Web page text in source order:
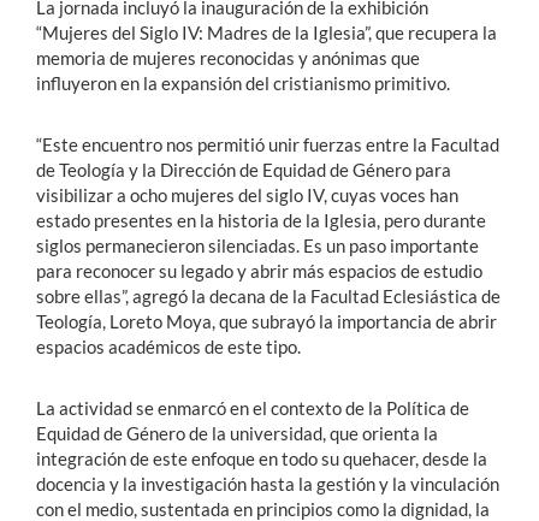
La jornada incluyó la inauguración de la exhibición
“Mujeres del Siglo IV: Madres de la Iglesia”, que recupera la
memoria de mujeres reconocidas y anónimas que
influyeron en la expansión del cristianismo primitivo.
“Este encuentro nos permitió unir fuerzas entre la Facultad
de Teología y la Dirección de Equidad de Género para
visibilizar a ocho mujeres del siglo IV, cuyas voces han
estado presentes en la historia de la Iglesia, pero durante
siglos permanecieron silenciadas. Es un paso importante
para reconocer su legado y abrir más espacios de estudio
sobre ellas”, agregó la decana de la Facultad Eclesiástica de
Teología, Loreto Moya, que subrayó la importancia de abrir
espacios académicos de este tipo.
La actividad se enmarcó en el contexto de la Política de
Equidad de Género de la universidad, que orienta la
integración de este enfoque en todo su quehacer, desde la
docencia y la investigación hasta la gestión y la vinculación
con el medio, sustentada en principios como la dignidad, la